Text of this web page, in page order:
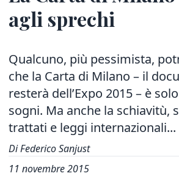
agli sprechi
Qualcuno, più pessimista,
che la Carta di Milano – il
resterà dell’Expo 2015 – è
sogni. Ma anche la schiavitù,
trattati e leggi internazionali...
Di Federico Sanjust
11 novembre 2015